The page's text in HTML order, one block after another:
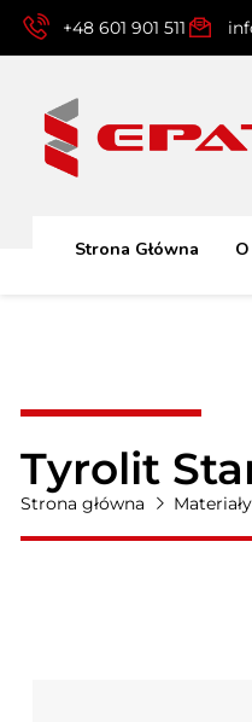
+48 601 901 511
Strona Główna
Tyrolit
Strona główna